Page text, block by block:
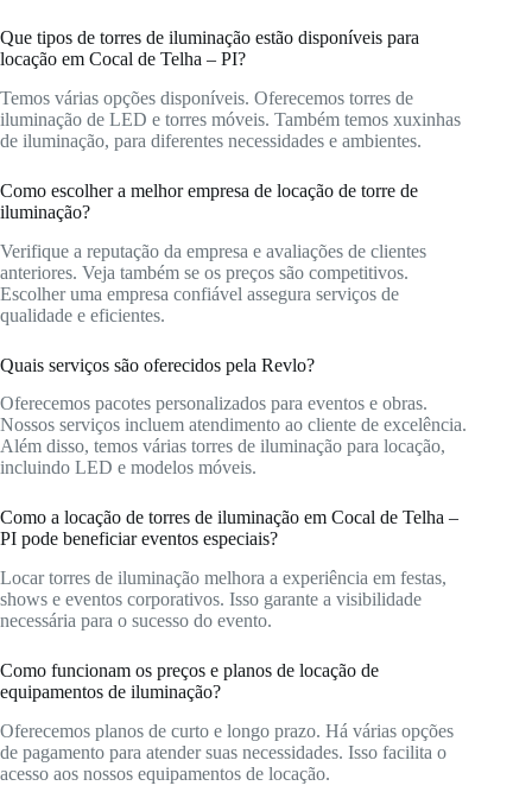
Que tipos de torres de iluminação estão disponíveis para
locação em Cocal de Telha – PI?
Temos várias opções disponíveis. Oferecemos torres de
iluminação de LED e torres móveis. Também temos xuxinhas
de iluminação, para diferentes necessidades e ambientes.
Como escolher a melhor empresa de locação de torre de
iluminação?
Verifique a reputação da empresa e avaliações de clientes
anteriores. Veja também se os preços são competitivos.
Escolher uma empresa confiável assegura serviços de
qualidade e eficientes.
Quais serviços são oferecidos pela Revlo?
Oferecemos pacotes personalizados para eventos e obras.
Nossos serviços incluem atendimento ao cliente de excelência.
Além disso, temos várias torres de iluminação para locação,
incluindo LED e modelos móveis.
Como a locação de torres de iluminação em Cocal de Telha –
PI pode beneficiar eventos especiais?
Locar torres de iluminação melhora a experiência em festas,
shows e eventos corporativos. Isso garante a visibilidade
necessária para o sucesso do evento.
Como funcionam os preços e planos de locação de
equipamentos de iluminação?
Oferecemos planos de curto e longo prazo. Há várias opções
de pagamento para atender suas necessidades. Isso facilita o
acesso aos nossos equipamentos de locação.